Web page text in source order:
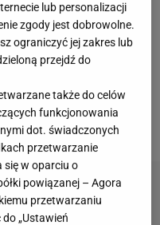
która dąży do
udało się strzelić,
Bartosz Slisz, to
mieli litości dla
na łamach
lub personalizacji
zgody jest dobrowolne.
ograniczyć jej zakres lub
przejdź do
także do celów
funkcjonowania
dot. świadczonych
przetwarzanie
się w oparciu o
powiązanej – Agora
przetwarzaniu
„Ustawień